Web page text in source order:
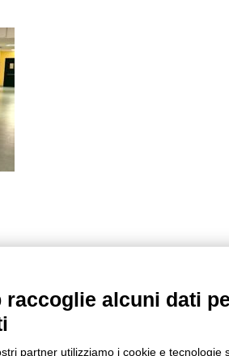
raccoglie alcuni dati
partner utilizziamo i cookie e tecnologie